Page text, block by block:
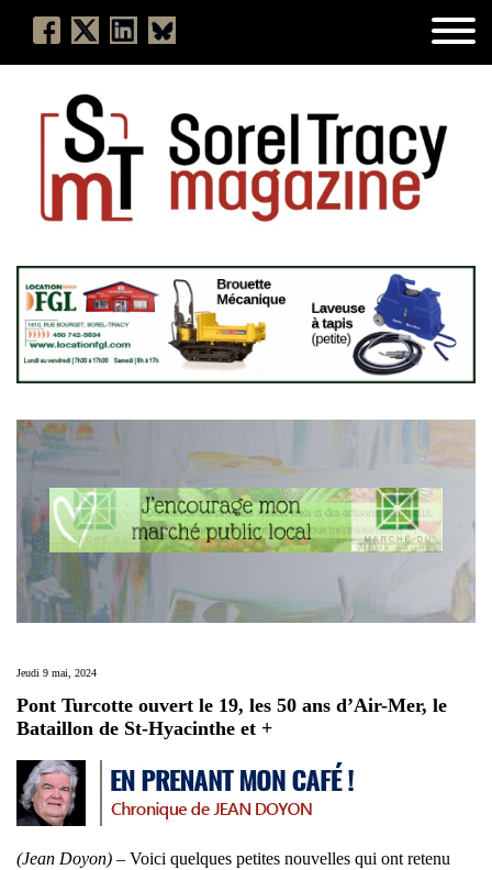
Jeudi 9 mai, 2024
Pont Turcotte ouvert le 19, les 50 ans d’Air-Mer, le
Bataillon de St-Hyacinthe et +
(Jean Doyon) – Voici quelques petites nouvelles qui ont retenu